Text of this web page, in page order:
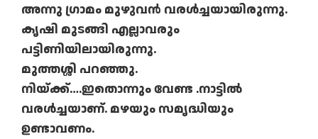
അന്നു ഗ്രാമം മുഴുവൻ വരൾച്ചയായിരുന്നു.
കൃഷി മുടങ്ങി എല്ലാവരും
പട്ടിണിയിലായിരുന്നു.
മുത്തശ്ശി പറഞ്ഞു.
നിയ്ക്ക്….ഇതൊന്നും വേണ്ട .നാട്ടിൽ
വരൾച്ചയാണ്. മഴയും സമൃദ്ധിയും
ഉണ്ടാവണം.